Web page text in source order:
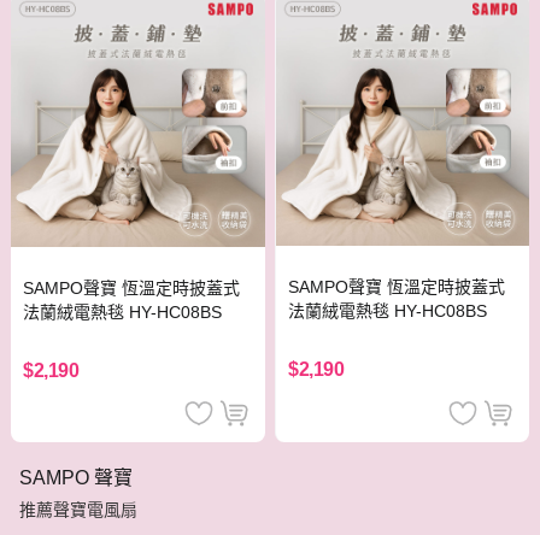
SAMPO聲寶 恆溫定時披蓋式
法蘭絨電熱毯 HY-HC08BS
$2,190
SAMPO聲寶 恆溫定時披蓋式
法蘭絨電熱毯 HY-HC08BS
$2,190
SAMPO 聲寶
推薦聲寶電風扇